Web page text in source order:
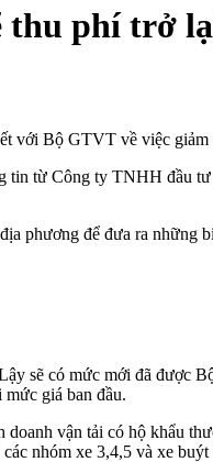
thu phí trở
với Bộ GTVT về việc
tin từ Công ty TNHH đầu
phương để đưa ra những
sẽ có mức mới đã được
giá ban đầu.
vận tải có hộ khẩu
nhóm xe 3,4,5 và xe